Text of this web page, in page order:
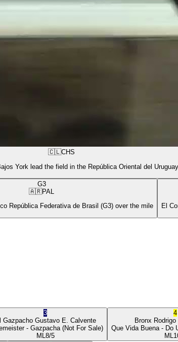
🇨🇱CHS
York lead the field in the República Oriental del Uruguay
G3
🇦🇷PAL
República Federativa de Brasil (G3) over the mile
El
3
Gazpacho Gustavo E. Calvente
- Gazpacha(Not For Sale)
ML8/5
4
Bronx
Que Vida Buena- Do
ML